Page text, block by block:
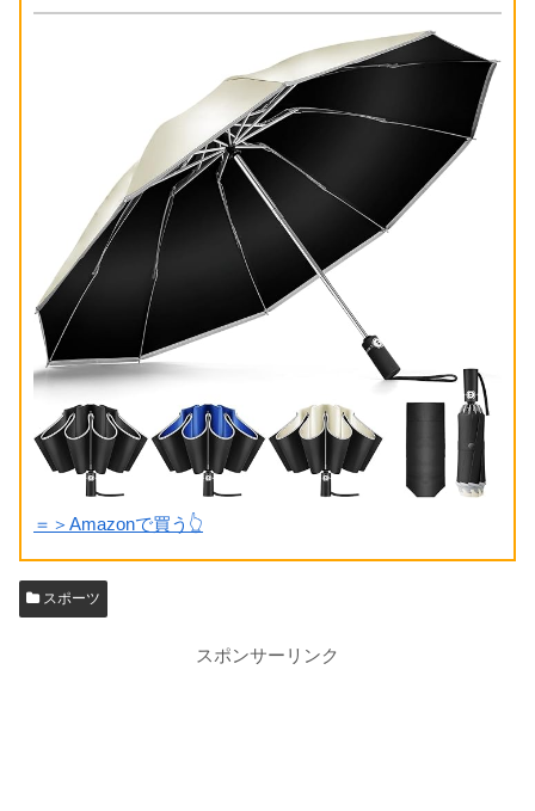
＝＞Amazonで買う👆
スポーツ
スポンサーリンク